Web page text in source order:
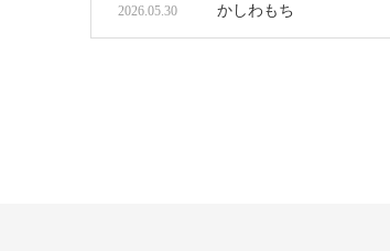
かしわもち
2026.05.30